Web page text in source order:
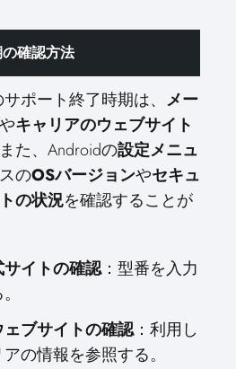
確認方法
ポート終了時期は、 メー
やキャリアのウェブサイト
た、Androidの設定メニュ
のOSバージョンやセキュ
の状況を確認することが
イトの確認：型番を入力
ブサイトの確認：利用し
の情報を参照する。